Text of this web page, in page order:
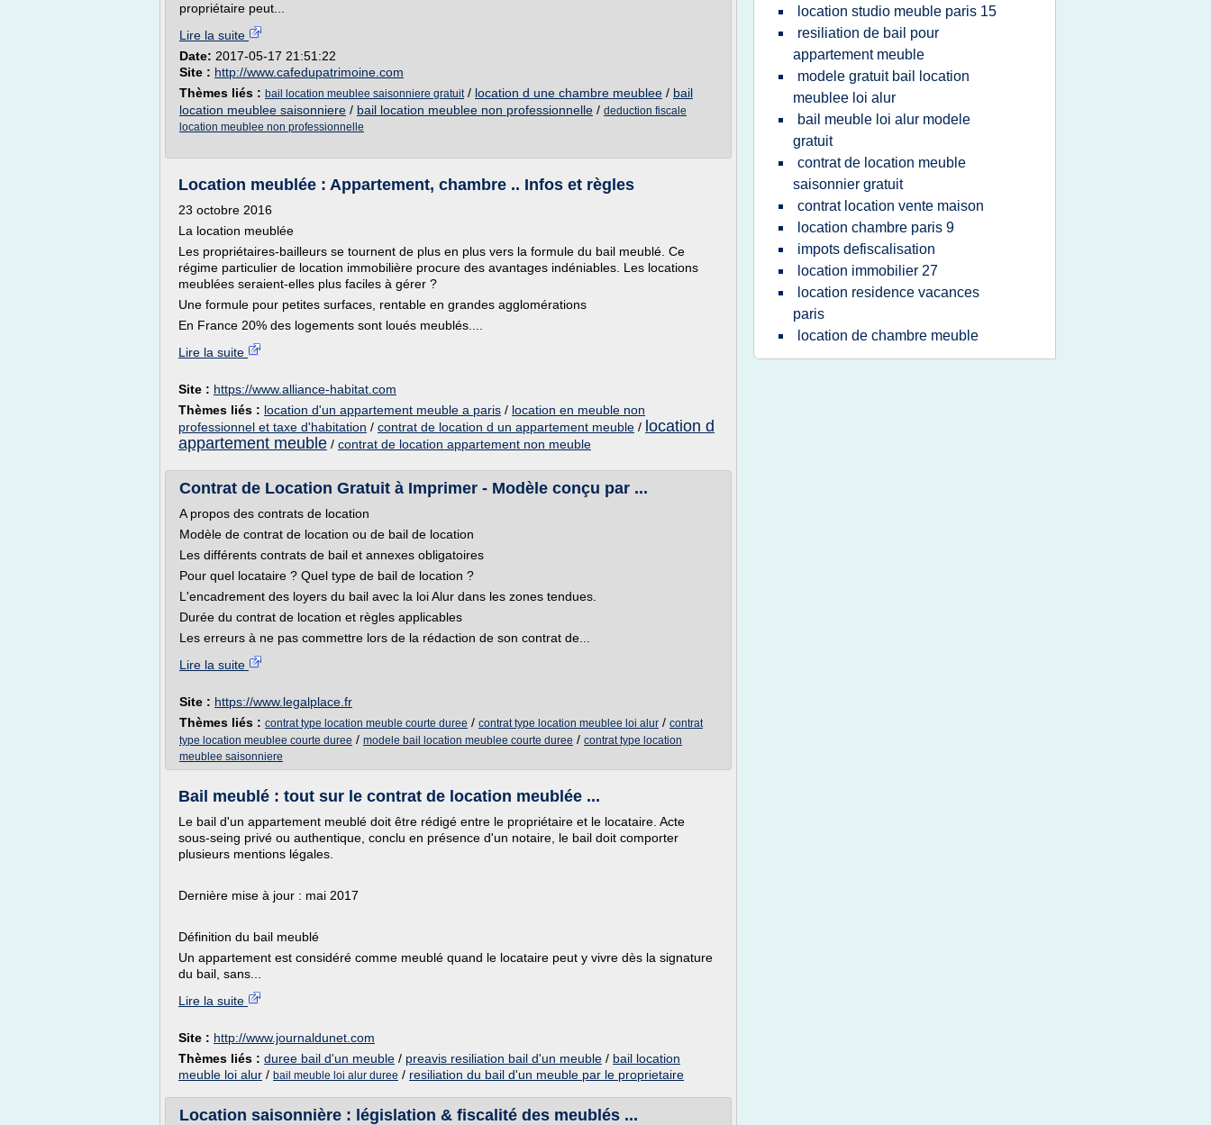
propriétaire peut...
Lire la suite
Date: 2017-05-17 21:51:22
Site : http://www.cafedupatrimoine.com
Thèmes liés : bail location meublee saisonniere gratuit/ location d une chambre meublee / bail
location meublee saisonniere / bail location meublee non professionnelle / deduction fiscale
location meublee non professionnelle
Location meublée : Appartement, chambre .. Infos et règles
23 octobre 2016
La location meublée
Les propriétaires-bailleurs se tournent de plus en plus vers la formule du bail meublé. Ce
régime particulier de location immobilière procure des avantages indéniables. Les locations
meublées seraient-elles plus faciles à gérer ?
Une formule pour petites surfaces, rentable en grandes agglomérations
En France 20% des logements sont loués meublés....
Lire la suite
Site : https://www.alliance-habitat.com
Thèmes liés : location d'un appartement meuble a paris / location en meuble non
professionnel et taxe d'habitation / contrat de location d un appartement meuble / location d
appartement meuble / contrat de location appartement non meuble
Contrat de Location Gratuit à Imprimer - Modèle conçu par ...
A propos des contrats de location
Modèle de contrat de location ou de bail de location
Les différents contrats de bail et annexes obligatoires
Pour quel locataire ? Quel type de bail de location ?
L'encadrement des loyers du bail avec la loi Alur dans les zones tendues.
Durée du contrat de location et règles applicables
Les erreurs à ne pas commettre lors de la rédaction de son contrat de...
Lire la suite
Site : https://www.legalplace.fr
Thèmes liés : contrat type location meuble courte duree / contrat type location meublee loi alur / contrat
type location meublee courte duree / modele bail location meublee courte duree / contrat type location
meublee saisonniere
Bail meublé : tout sur le contrat de location meublée ...
Le bail d'un appartement meublé doit être rédigé entre le propriétaire et le locataire. Acte
sous-seing privé ou authentique, conclu en présence d'un notaire, le bail doit comporter
plusieurs mentions légales.
Dernière mise à jour : mai 2017
Définition du bail meublé
Un appartement est considéré comme meublé quand le locataire peut y vivre dès la signature
du bail, sans...
Lire la suite
Site : http://www.journaldunet.com
Thèmes liés : duree bail d'un meuble / preavis resiliation bail d'un meuble / bail location
meuble loi alur / bail meuble loi alur duree / resiliation du bail d'un meuble par le proprietaire
Location saisonnière : législation & fiscalité des meublés ...
location studio meuble paris 15
resiliation de bail pour
appartement meuble
modele gratuit bail location
meublee loi alur
bail meuble loi alur modele
gratuit
contrat de location meuble
saisonnier gratuit
contrat location vente maison
location chambre paris 9
impots defiscalisation
location immobilier 27
location residence vacances
paris
location de chambre meuble